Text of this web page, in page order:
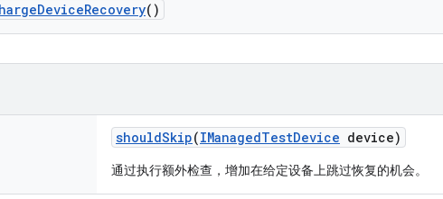
DeviceRecovery()
shouldSkip(IManagedTestDevice device)
通过执行额外检查，增加在给定设备上跳过恢复的机会。